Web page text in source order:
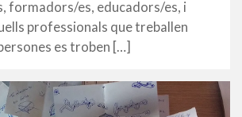
formadors/es, educadors/es, i
professionals que treballen
es troben […]